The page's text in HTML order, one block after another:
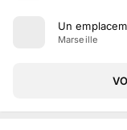
Un
Marseille